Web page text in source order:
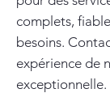
complets,
besoins.
expérience de
exceptionnelle.